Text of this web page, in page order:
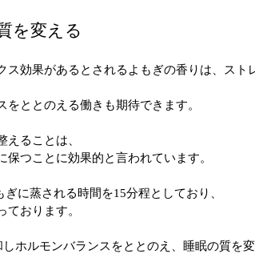
を変える
ス効果があるとされるよもぎの香りは、スト
ととのえる働きも期待できます。
えることは、
つことに効果的と言われています。
に蒸される時間を15分程としており、
おります。
ホルモンバランスをととのえ、睡眠の質を